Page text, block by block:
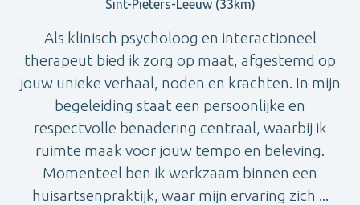
Sint-Pieters-Leeuw (33km)
Als klinisch psycholoog en interactioneel
therapeut bied ik zorg op maat, afgestemd op
jouw unieke verhaal, noden en krachten. In mijn
begeleiding staat een persoonlijke en
respectvolle benadering centraal, waarbij ik
ruimte maak voor jouw tempo en beleving.
Momenteel ben ik werkzaam binnen een
huisartsenpraktijk, waar mijn ervaring zich ...